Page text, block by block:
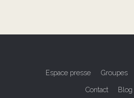
Espace presse Groupes
Contact Blog